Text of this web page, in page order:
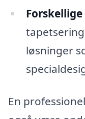
løsninger
En